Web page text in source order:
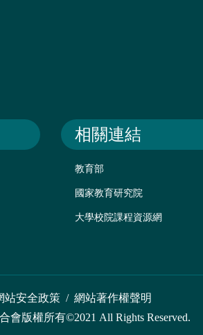
相關連結
教育部
國家教育研究院
大學校院課程資源網
站安全政策 / 網站著作權聲明
會版權所有©2021 All Rights Reserved.